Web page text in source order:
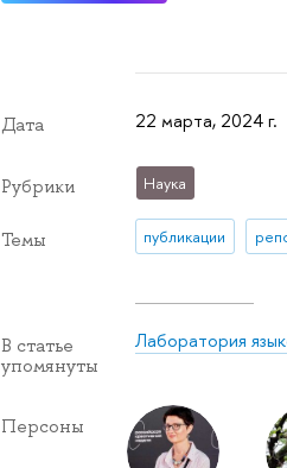
Дата 22 марта, 2024 г.
Рубрики Наука
Темы публикации
В статье
упомянуты
Лаборатория
Персоны